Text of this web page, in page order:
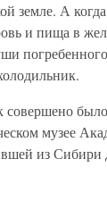
земле. А
и пища в
совершено
музее
из